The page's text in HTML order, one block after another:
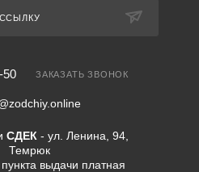
50 ЗАКАЗАТЬ ЗВОНОК
СДЕК - ул. Ленина, 94,
Темрюк
выдачи платная